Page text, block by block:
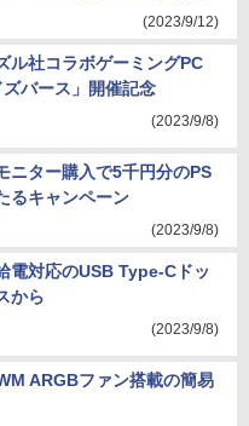
(2023/9/12)
ル社コラボゲーミングPC
バース」開催記念
(2023/9/8)
ニター購入で5千円分のPS
るキャンペーン
(2023/9/8)
電対応のUSB Type-Cドッ
から
(2023/9/8)
ARGBファン搭載の簡易